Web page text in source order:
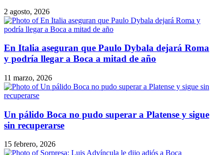
2 agosto, 2026
En Italia aseguran que Paulo Dybala dejará Roma
y podría llegar a Boca a mitad de año
11 marzo, 2026
Un pálido Boca no pudo superar a Platense y sigue
sin recuperarse
15 febrero, 2026